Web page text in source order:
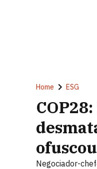
Home ESG
Negociador-